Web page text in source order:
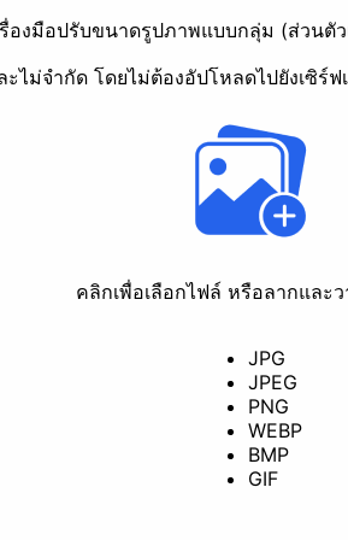
องมือปรับขนาดรูปภาพแบบกลุ่ม (ส่วนตัว
ไม่จำกัด โดยไม่ต้องอัปโหลดไปยังเซิร์ฟ
คลิกเพื่อเลือกไฟล์ หรือลากและ
JPG
JPEG
PNG
WEBP
BMP
GIF